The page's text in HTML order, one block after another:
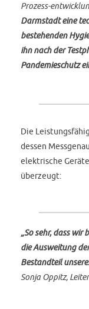
Prozess-
Darmstadt eine
bestehenden
ihn nach der
Pandemieschutz
Die
dessen
elektrische
überzeugt:
„So sehr, dass wir
die Ausweitung
Bestandteil
Sonja Oppitz,